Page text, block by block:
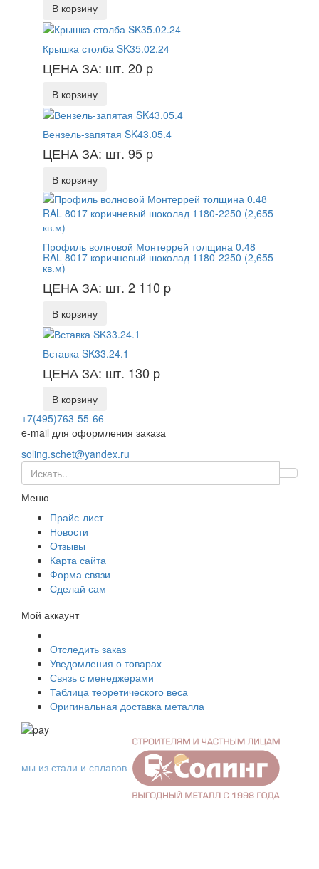
В корзину
Крышка столба SK35.02.24
ЦЕНА ЗА: шт. 20 p
В корзину
Вензель-запятая SK43.05.4
ЦЕНА ЗА: шт. 95 p
В корзину
Профиль волновой Монтеррей толщина 0.48
RAL 8017 коричневый шоколад 1180-2250 (2,655
кв.м)
ЦЕНА ЗА: шт. 2 110 p
В корзину
Вставка SK33.24.1
ЦЕНА ЗА: шт. 130 p
В корзину
+7(495)763-55-66
e-mail для оформления заказа
soling.schet@yandex.ru
Меню
Прайс-лист
Новости
Отзывы
Карта сайта
Форма связи
Сделай сам
Мой аккаунт
Отследить заказ
Уведомления о товарах
Связь с менеджерами
Таблица теоретического веса
Оригинальная доставка металла
мы из стали и сплавов